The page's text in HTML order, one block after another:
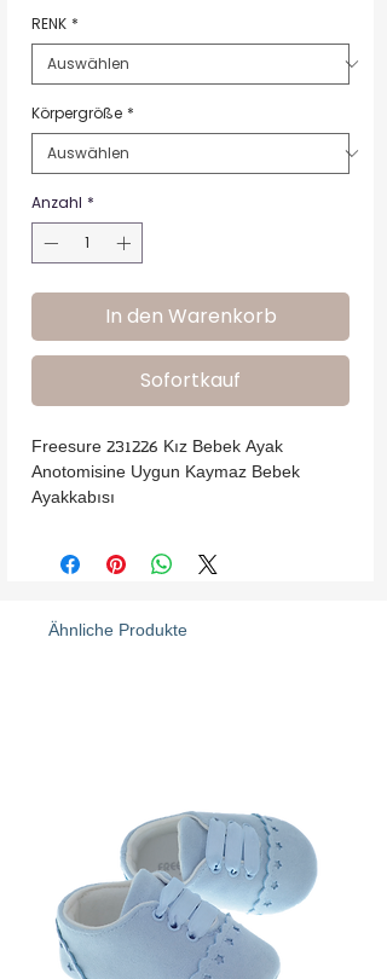
RENK *
Körpergröße *
Anzahl *
In den Warenkorb
Sofortkauf
Freesure 231226 Kız Bebek Ayak
Anotomisine Uygun Kaymaz Bebek
Ayakkabısı
Ähnliche Produkte